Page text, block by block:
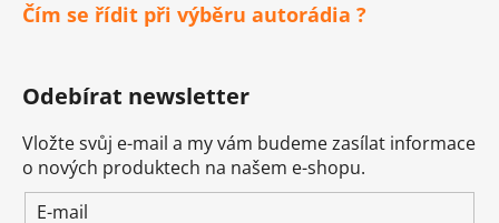
Čím se řídit při výběru autorádia ?
Odebírat newsletter
Vložte svůj e-mail a my vám budeme zasílat informace
o nových produktech na našem e-shopu.
E-mail